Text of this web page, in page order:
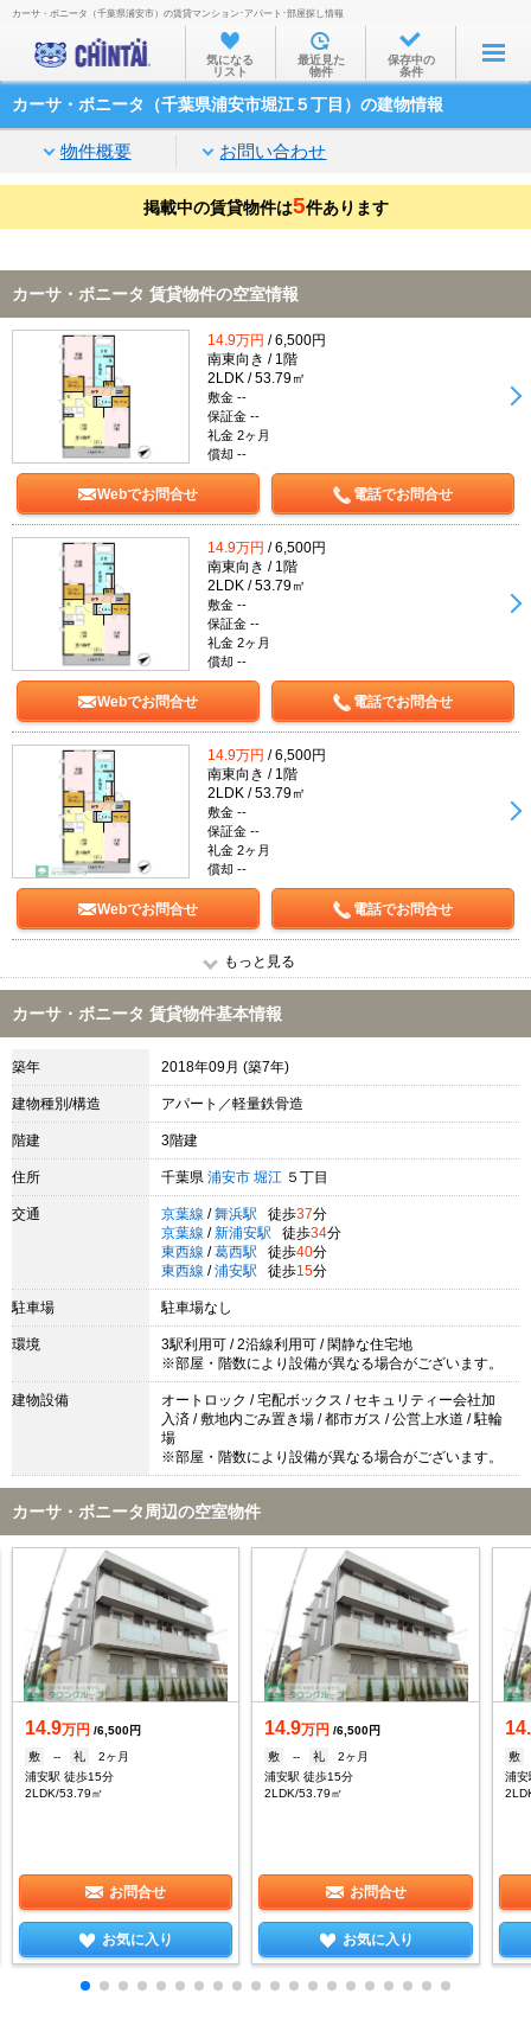
お部屋を探す
沿線・駅から
家賃相場から
通勤通学時間から
不動産会社から
TOP
カーサ・ボニータ（千葉県浦安市）の賃貸マンション･アパート･部屋探し情報
気になる
リスト
最近見た
物件
保存中の
条件
カーサ・ボニータ（千葉県浦安市堀江５丁目）の建物情報
物件概要 お問い合わせ
掲載中の賃貸物件は5件あります
カーサ・ボニータ 賃貸物件の空室情報
14.9万円 / 6,500円
南東向き / 1階
2LDK / 53.79㎡
敷金 --
保証金 --
礼金 2ヶ月
償却 --
Webでお問合せ 電話でお問合せ
14.9万円 / 6,500円
南東向き / 1階
2LDK / 53.79㎡
敷金 --
保証金 --
礼金 2ヶ月
償却 --
Webでお問合せ 電話でお問合せ
14.9万円 / 6,500円
南東向き / 1階
2LDK / 53.79㎡
敷金 --
保証金 --
礼金 2ヶ月
償却 --
Webでお問合せ 電話でお問合せ
もっと見る
カーサ・ボニータ 賃貸物件基本情報
築年 2018年09月 (築7年)
建物種別/構造 アパート／軽量鉄骨造
階建 3階建
住所 千葉県 浦安市 堀江 ５丁目
交通 京葉線 / 舞浜駅 徒歩37分
京葉線 / 新浦安駅 徒歩34分
東西線 / 葛西駅 徒歩40分
東西線 / 浦安駅 徒歩15分
駐車場 駐車場なし
環境
3駅利用可 / 2沿線利用可 / 閑静な住宅地
※部屋・階数により設備が異なる場合がございます。
建物設備
オートロック / 宅配ボックス / セキュリティー会社加
入済 / 敷地内ごみ置き場 / 都市ガス / 公営上水道 / 駐輪
場
※部屋・階数により設備が異なる場合がございます。
カーサ・ボニータ周辺の空室物件
14.9万円 /6,500円
敷
-- 礼
2ヶ月
浦安駅 徒歩15分
2LDK/53.79㎡
お問合せ
お気に入り
14.9万円 /6,500円
敷
-- 礼
2ヶ月
浦安駅 徒歩15分
2LDK/53.79㎡
お問合せ
お気に入り
敷
浦